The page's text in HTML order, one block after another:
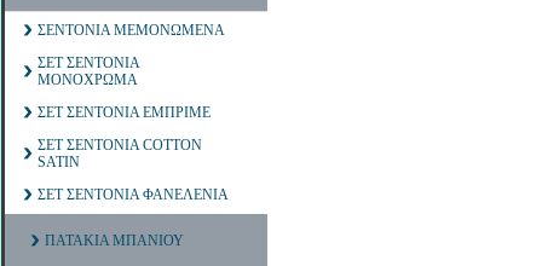
ΣΕΝΤΟΝΙΑ ΜΕΜΟΝΩΜΕΝΑ
ΣΕΤ ΣΕΝΤΟΝΙΑ
ΜΟΝΟΧΡΩΜΑ
ΣΕΤ ΣΕΝΤΟΝΙΑ ΕΜΠΡΙΜΕ
ΣΕΤ ΣΕΝΤΟΝΙΑ COTTON
SATIN
ΣΕΤ ΣΕΝΤΟΝΙΑ ΦΑΝΕΛΕΝΙΑ
ΠΑΤΑΚΙΑ ΜΠΑΝΙΟΥ